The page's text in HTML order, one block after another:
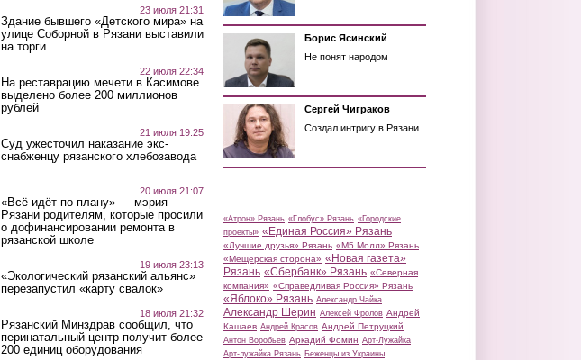
23 июля 21:31
Здание бывшего «Детского мира» на
улице Соборной в Рязани выставили
на торги
22 июля 22:34
На реставрацию мечети в Касимове
выделено более 200 миллионов
рублей
21 июля 19:25
Суд ужесточил наказание экс-
снабженцу рязанского хлебозавода
20 июля 21:07
«Всё идёт по плану» — мэрия
Рязани родителям, которые просили
о дофинансировании ремонта в
рязанской школе
19 июля 23:13
«Экологический рязанский альянс»
перезапустил «карту свалок»
18 июля 21:32
Рязанский Минздрав сообщил, что
перинатальный центр получит более
200 единиц оборудования
Борис Ясинский
Не понят народом
Сергей Чиграков
Создал интригу в Рязани
«Атрон» Рязань «Глобус» Рязань «Городские
проекты» «Единая Россия» Рязань
«Лучшие друзья» Рязань «М5 Молл» Рязань
«Мещерская сторона» «Новая газета»
Рязань «Сбербанк» Рязань «Северная
компания» «Справедливая Россия» Рязань
«Яблоко» Рязань Александр Чайка
Александр Шерин Алексей Фролов Андрей
Кашаев Андрей Красов Андрей Петруцкий
Антон Воробьев Аркадий Фомин Арт-Лужайка
Арт-лужайка Рязань Беженцы из Украины